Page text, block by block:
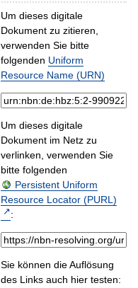
Um dieses digitale
Dokument zu zitieren,
verwenden Sie bitte
folgenden Uniform
Resource Name (URN)
Um dieses digitale
Dokument im Netz zu
verlinken, verwenden Sie
bitte folgenden
Persistent Uniform
Resource Locator (PURL)
:
Sie können die Auflösung
des Links auch hier testen: